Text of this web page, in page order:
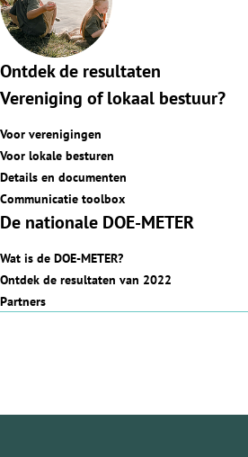
Ontdek de resultaten
Vereniging of lokaal bestuur?
Voor verenigingen
Voor lokale besturen
Details en documenten
Communicatie toolbox
De nationale DOE-METER
Wat is de DOE-METER?
Ontdek de resultaten van 2022
Partners